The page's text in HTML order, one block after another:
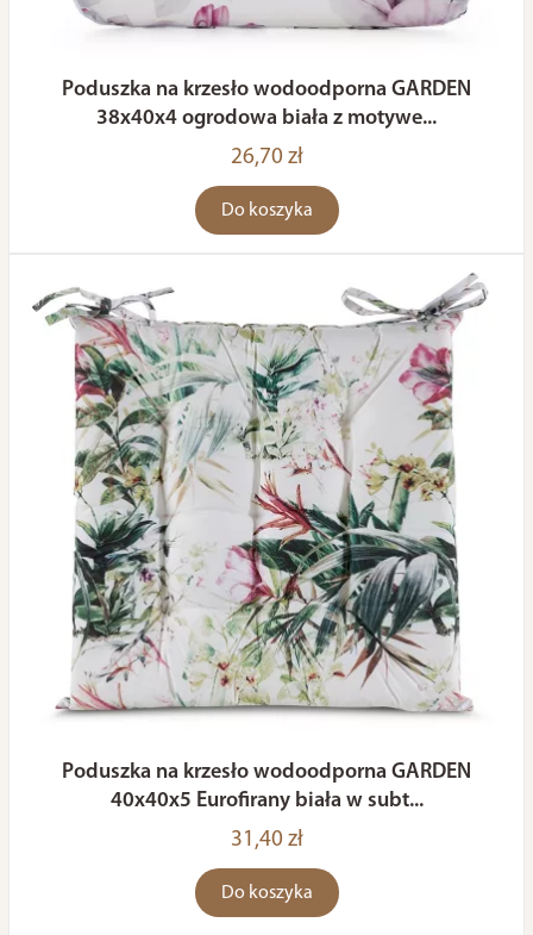
Poduszka na krzesło wodoodporna GARDEN
38x40x4 ogrodowa biała z motywe...
26,70 zł
Do koszyka
Poduszka na krzesło wodoodporna GARDEN
40x40x5 Eurofirany biała w subt...
31,40 zł
Do koszyka